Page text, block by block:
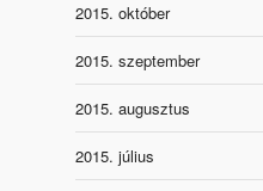
2015. október
2015. szeptember
2015. augusztus
2015. július